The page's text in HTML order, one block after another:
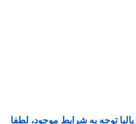
با توجه به شرایط موجود، لطفا